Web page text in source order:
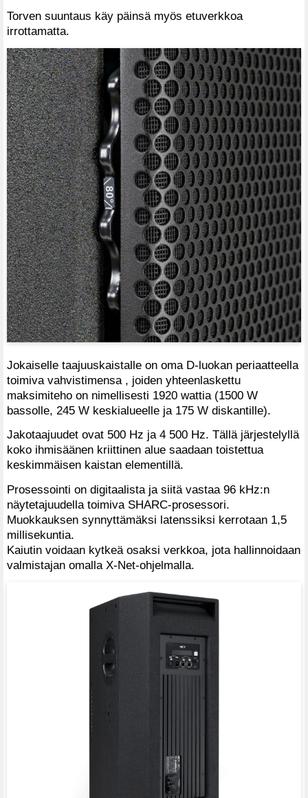
Torven suuntaus käy päinsä myös etuverkkoa
irrottamatta.
Jokaiselle taajuuskaistalle on oma D-luokan periaatteella
toimiva vahvistimensa , joiden yhteenlaskettu
maksimiteho on nimellisesti 1920 wattia (1500 W
bassolle, 245 W keskialueelle ja 175 W diskantille).
Jakotaajuudet ovat 500 Hz ja 4 500 Hz. Tällä järjestelyllä
koko ihmisäänen kriittinen alue saadaan toistettua
keskimmäisen kaistan elementillä.
Prosessointi on digitaalista ja siitä vastaa 96 kHz:n
näytetajuudella toimiva SHARC-prosessori.
Muokkauksen synnyttämäksi latenssiksi kerrotaan 1,5
millisekuntia.
Kaiutin voidaan kytkeä osaksi verkkoa, jota hallinnoidaan
valmistajan omalla X-Net-ohjelmalla.